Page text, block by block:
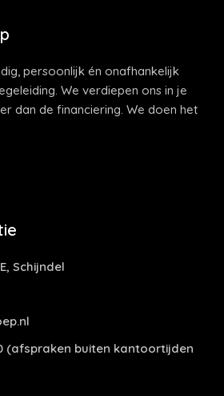
persoonlijk én onafhankelijk
We verdiepen ons in je
dan de financiering. We doen het
Schijndel
(afspraken buiten kantoortijden